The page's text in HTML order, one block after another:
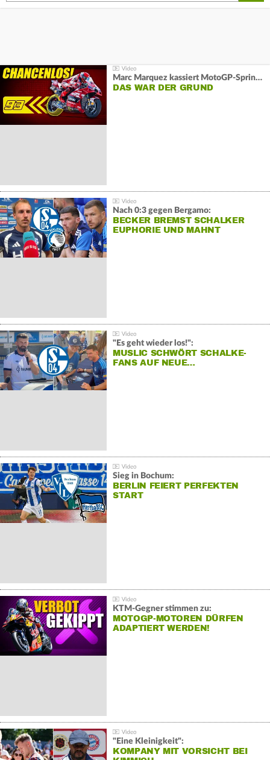
Marc Marquez kassiert MotoGP-Sprint-Schlappe:
DAS WAR DER GRUND
Nach 0:3 gegen Bergamo:
BECKER BREMST SCHALKER
EUPHORIE UND MAHNT
"Es geht wieder los!":
MUSLIC SCHWÖRT SCHALKE-
FANS AUF NEUE…
Sieg in Bochum:
BERLIN FEIERT PERFEKTEN
START
KTM-Gegner stimmen zu:
MOTOGP-MOTOREN DÜRFEN
ADAPTIERT WERDEN!
"Eine Kleinigkeit":
KOMPANY MIT VORSICHT BEI